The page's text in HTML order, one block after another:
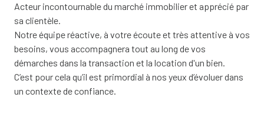
Acteur incontournable du marché immobilier et apprécié par
sa clientèle.
Notre équipe réactive, à votre écoute et très attentive à vos
besoins, vous accompagnera tout au long de vos
démarches dans la transaction et la location d'un bien.
C’est pour cela qu’il est primordial à nos yeux d’évoluer dans
un contexte de confiance.